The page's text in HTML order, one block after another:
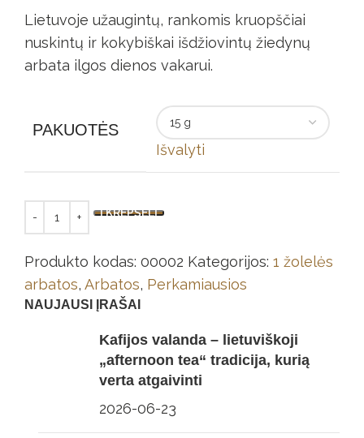
Lietuvoje užaugintų, rankomis kruopščiai
nuskintų ir kokybiškai išdžiovintų žiedynų
arbata ilgos dienos vakarui.
PAKUOTĖS
Išvalyti
Į KREPŠELĮ
Produkto kodas: 00002 Kategorijos: 1 žolelės
arbatos, Arbatos, Perkamiausios
NAUJAUSI ĮRAŠAI
Kafijos valanda – lietuviškoji
„afternoon tea“ tradicija, kurią
verta atgaivinti
2026-06-23